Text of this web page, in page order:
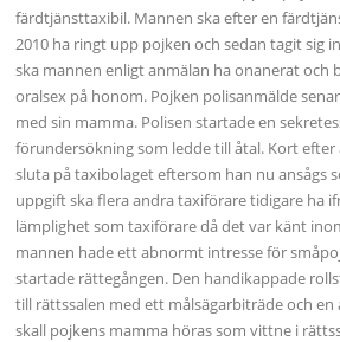
färdtjänsttaxibil. Mannen ska efter en
2010 ha ringt upp pojken och sedan tagit sig
ska mannen enligt anmälan ha onanerat och
oralsex på honom. Pojken polisanmälde
med sin mamma. Polisen startade en
förundersökning som ledde till åtal. Kort
sluta på taxibolaget eftersom han nu ansågs
uppgift ska flera andra taxiförare tidigare ha
lämplighet som taxiförare då det var känt
mannen hade ett abnormt intresse för
startade rättegången. Den handikappade
till rättssalen med ett målsägarbiträde och en
skall pojkens mamma höras som vittne i